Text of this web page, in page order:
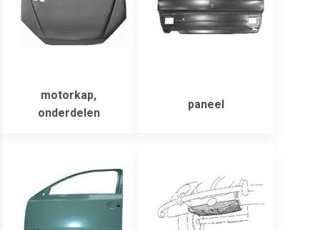
motorkap,
onderdelen
paneel